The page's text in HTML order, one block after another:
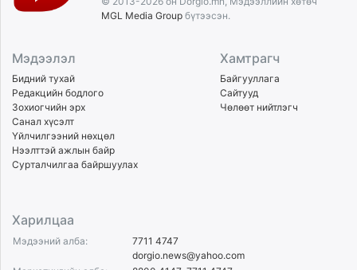
MGL Media Group бүтээсэн.
Мэдээлэл
Бидний тухай
Редакцийн бодлого
Зохиогчийн эрх
Санал хүсэлт
Үйлчилгээний нөхцөл
Нээлттэй ажлын байр
Сурталчилгаа байршуулах
Хамтрагч
Байгууллага
Сайтууд
Чөлөөт нийтлэгч
Харилцаа
Мэдээний алба:
7711 4747
dorgio.news@yahoo.com